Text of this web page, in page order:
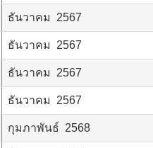
ธันวาคม 2567
ธันวาคม 2567
ธันวาคม 2567
ธันวาคม 2567
กุมภาพันธ์ 2568